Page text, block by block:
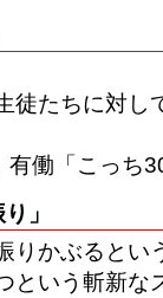
徒たちに対し
働「こっち
」
りかぶるとい
いう斬新な